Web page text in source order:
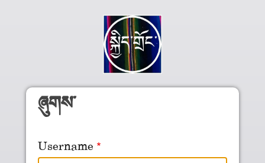
Skip to main content
ཞུགས་
Username